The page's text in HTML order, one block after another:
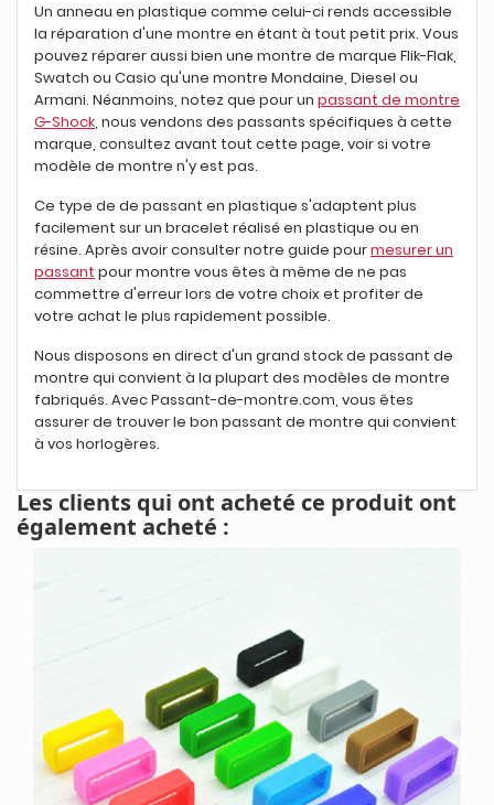
Un anneau en plastique comme celui-ci rends accessible
la réparation d'une montre en étant à tout petit prix. Vous
pouvez réparer aussi bien une montre de marque Flik-Flak,
Swatch ou Casio qu'une montre Mondaine, Diesel ou
Armani. Néanmoins, notez que pour un passant de montre
G-Shock, nous vendons des passants spécifiques à cette
marque, consultez avant tout cette page, voir si votre
modèle de montre n'y est pas.
Ce type de de passant en plastique s'adaptent plus
facilement sur un bracelet réalisé en plastique ou en
résine. Après avoir consulter notre guide pourmesurer un
passant pour montre vous êtes à même de ne pas
commettre d'erreur lors de votre choix et profiter de
votre achat le plus rapidement possible.
Nous disposons en direct d'un grand stock de passant de
montre qui convient à la plupart des modèles de montre
fabriqués. Avec Passant-de-montre.com, vous êtes
assurer de trouver le bon passant de montre qui convient
à vos horlogères.
Les clients qui ont acheté ce produit ont
également acheté :